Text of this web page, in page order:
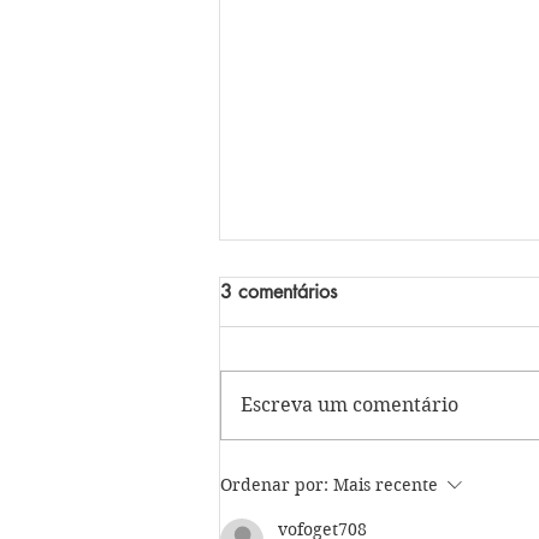
Celebrações de agosto: um
3 comentários
Escreva um comentário
Ordenar por: Mais recente
vofoget708